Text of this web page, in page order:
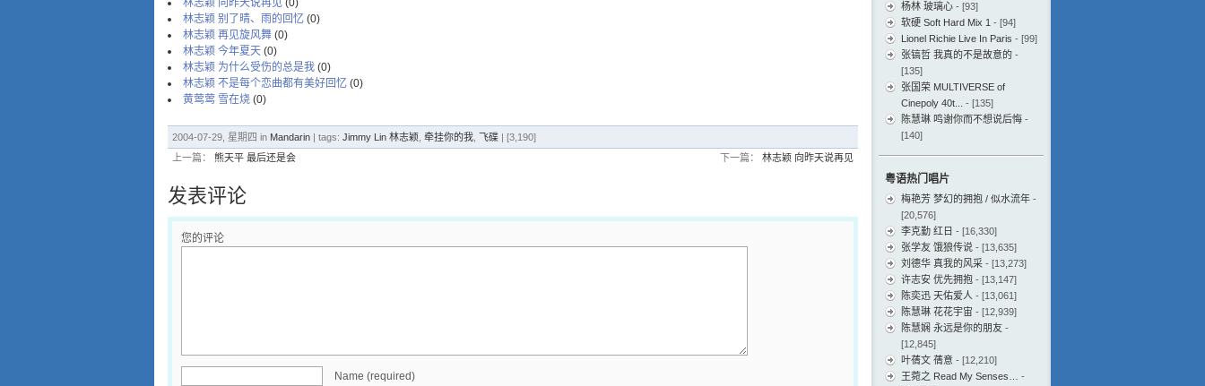
林志颖 向昨天说再见 (0)
林志颖 别了晴、雨的回忆 (0)
林志颖 再见旋风舞 (0)
林志颖 今年夏天 (0)
林志颖 为什么受伤的总是我 (0)
林志颖 不是每个恋曲都有美好回忆 (0)
黄莺莺 雪在烧 (0)
2004-07-29, 星期四 in Mandarin | tags: Jimmy Lin 林志颖 牵挂你的我 飞碟 | [3,190]
上一篇： 熊天平 最后还是会 下一篇： 林志颖 向昨天说再见
发表评论
您的评论
Name (required)
杨林 玻璃心 - [93]
软硬 Soft Hard Mix 1 - [94]
Lionel Richie Live In Paris - [99]
张镐哲 我真的不是故意的 -
[135]
张国荣 MULTIVERSE of
Cinepoly 40t...
- [135]
陈慧琳 鸣谢你而不想说后悔 -
[140]
粤语热门唱片
梅艳芳 梦幻的拥抱 / 似水流年 -
[20,576]
李克勤 红日 - [16,330]
张学友 饿狼传说 - [13,635]
刘德华 真我的风采 - [13,273]
许志安 优先拥抱 - [13,147]
陈奕迅 天佑爱人 - [13,061]
陈慧琳 花花宇宙 - [12,939]
陈慧娴 永远是你的朋友 -
[12,845]
叶蒨文 蒨意 - [12,210]
王菀之 Read My Senses…
-